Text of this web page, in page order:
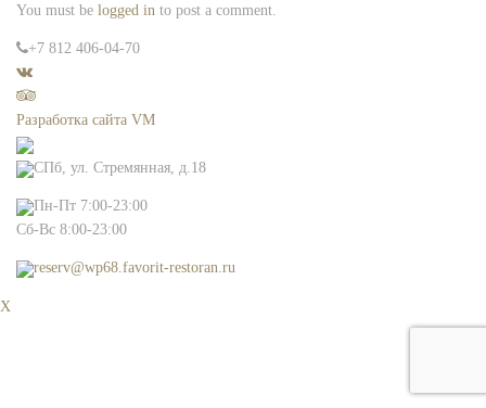
You must be logged in to post a comment.
+7 812 406-04-70
Разработка сайта VM
СПб, ул. Стремянная, д.18
Пн-Пт 7:00-23:00
Сб-Вс 8:00-23:00
reserv@wp68.favorit-restoran.ru
X